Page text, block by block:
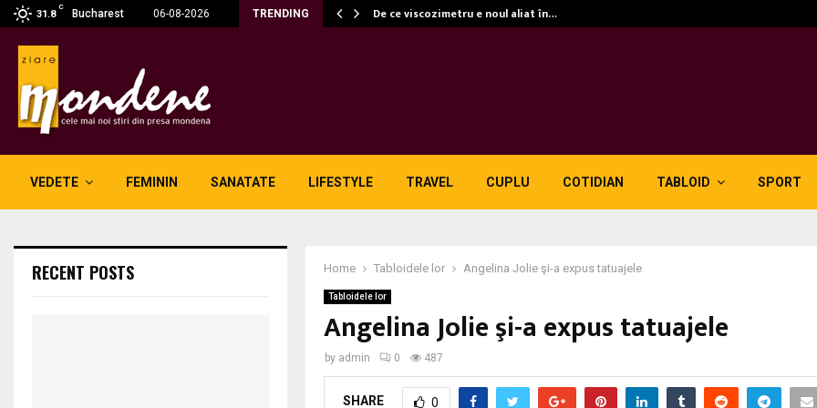
31.8
C
Bucharest 06-08-2026 TRENDING
fum: unde se potrivesc… De ce viscozimetru e noul aliat în…
VEDETE FEMININ SANATATE LIFESTYLE TRAVEL CUPLU COTIDIAN TABLOID SPORT
Home Tabloidele lor Angelina Jolie şi-a expus tatuajele
Tabloidele lor
Angelina Jolie şi-a expus tatuajele
by admin 0 487
SHARE 0
RECENT POSTS